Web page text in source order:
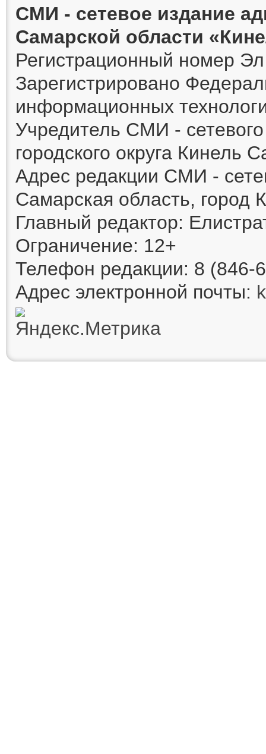
СМИ - сетевое издание
Самарской области
Регистрационный номер
Зарегистрировано
информационных
Учредитель СМИ -
городского округа Кинель
Адрес редакции СМИ -
Самарская область, город
Главный редактор:
Ограничение: 12+
Телефон редакции: 8 (846-
Адрес электронной почты: